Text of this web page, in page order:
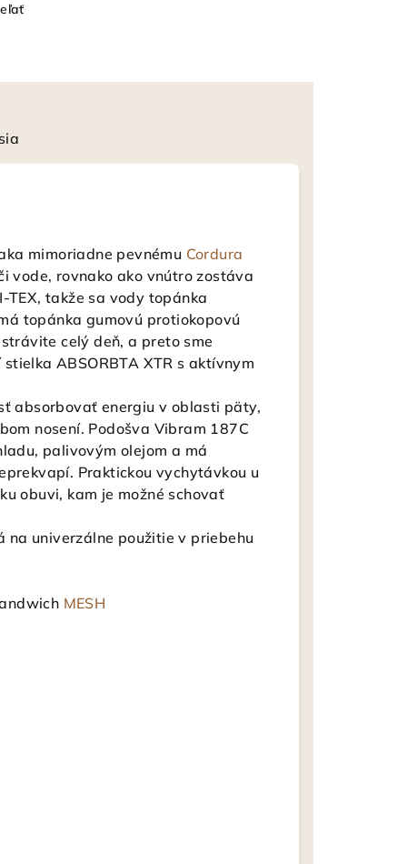
mimoriadne pevnému Cordura
vode, rovnako ako vnútro zostáva
TEX, takže sa vody topánka
topánka gumovú protiokopovú
celý deň, a preto sme
ABSORBTA XTR s aktívnym
absorbovať energiu v oblasti päty,
nosení. Podošva Vibram 187C
palivovým olejom a má
Praktickou vychytávkou u
obuvi, kam je možné schovať
na univerzálne použitie v priebehu
MESH